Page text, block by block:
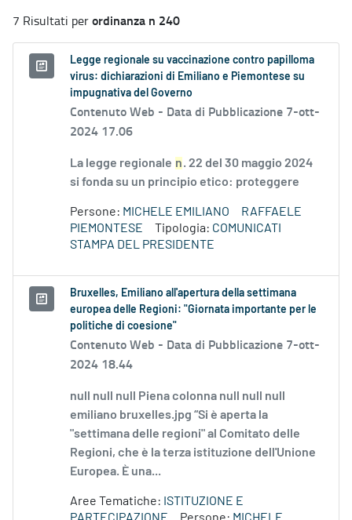
7 Risultati perordinanza n 240
Legge regionale su vaccinazione contro papilloma
virus: dichiarazioni di Emiliano e Piemontese su
impugnativa del Governo
Contenuto Web - Data di Pubblicazione 7-ott-
2024 17.06
La legge regionale n. 22 del 30 maggio 2024
si fonda su un principio etico: proteggere
Persone: MICHELE EMILIANO
RAFFAELE
PIEMONTESE
Tipologia: COMUNICATI
STAMPA DEL PRESIDENTE
Bruxelles, Emiliano all'apertura della settimana
europea delle Regioni: "Giornata importante per le
politiche di coesione"
Contenuto Web - Data di Pubblicazione 7-ott-
2024 18.44
null null null Piena colonna null null null
emiliano bruxelles.jpg “Si è aperta la
"settimana delle regioni" al Comitato delle
Regioni, che è la terza istituzione dell'Unione
Europea. È una...
Aree Tematiche: ISTITUZIONE E